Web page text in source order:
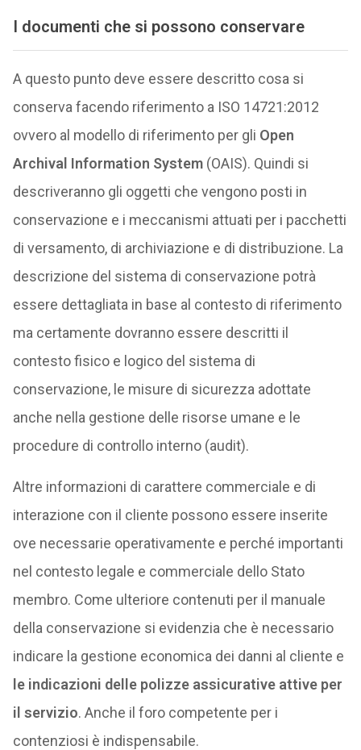
I documenti che si possono conservare
A questo punto deve essere descritto cosa si
conserva facendo riferimento a ISO 14721:2012
ovvero al modello di riferimento per gli Open
Archival Information System(OAIS). Quindi si
descriveranno gli oggetti che vengono posti in
conservazione e i meccanismi attuati per i pacchetti
di versamento, di archiviazione e di distribuzione. La
descrizione del sistema di conservazione potrà
essere dettagliata in base al contesto di riferimento
ma certamente dovranno essere descritti il
contesto fisico e logico del sistema di
conservazione, le misure di sicurezza adottate
anche nella gestione delle risorse umane e le
procedure di controllo interno (audit).
Altre informazioni di carattere commerciale e di
interazione con il cliente possono essere inserite
ove necessarie operativamente e perché importanti
nel contesto legale e commerciale dello Stato
membro. Come ulteriore contenuti per il manuale
della conservazione si evidenzia che è necessario
indicare la gestione economica dei danni al cliente e
le indicazioni delle polizze assicurative attive per
il servizio. Anche il foro competente per i
contenziosi è indispensabile.